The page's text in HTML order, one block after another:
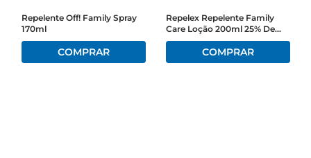
Repelente Off! Family Spray
170ml
Repelex Repelente Family
Care Loção 200ml 25% De
Desconto